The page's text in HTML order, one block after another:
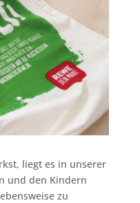
liegt es in unserer
und den Kindern
zu